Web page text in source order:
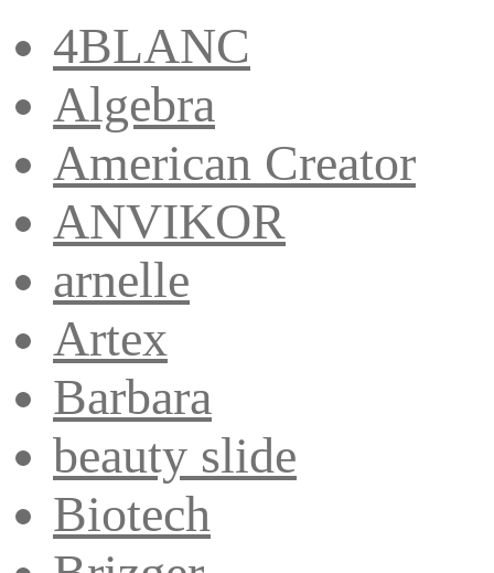
4BLANC
Algebra
American Creator
ANVIKOR
arnelle
Artex
Barbara
beauty slide
Biotech